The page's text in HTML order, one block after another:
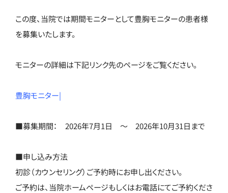
この度、当院では期間モニターとして豊胸モニターの患者様
を募集いたします。
モニターの詳細は下記リンク先のページをご覧ください。
豊胸モニター|
■募集期間： 2026年7月1日 ～ 2026年10月31日まで
■申し込み方法
初診（カウンセリング）ご予約時にお申し出ください。
ご予約は、当院ホームページもしくはお電話にてご予約くださ